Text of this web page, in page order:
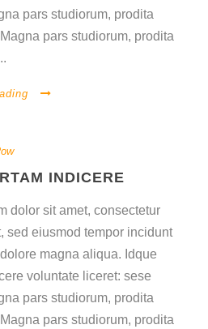
pars studiorum, prodita
pars studiorum, prodita
INDICERE
dolor sit amet, consectetur
sed eiusmod tempor incidunt
magna aliqua. Idque
voluntate liceret: sese
pars studiorum, prodita
pars studiorum, prodita